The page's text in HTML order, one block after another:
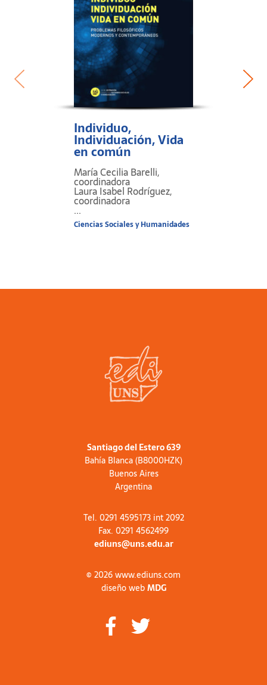
Individuo,
Individuación, Vida
en común
María Cecilia Barelli,
coordinadora
Laura Isabel Rodríguez,
coordinadora
...
Ciencias Sociales y Humanidades
Santiago del Estero 639
Bahía Blanca (B8000HZK)
Buenos Aires
Argentina
Tel. 0291 4595173 int 2092
Fax. 0291 4562499
ediuns@uns.edu.ar
© 2026 www.ediuns.com
diseño webMDG